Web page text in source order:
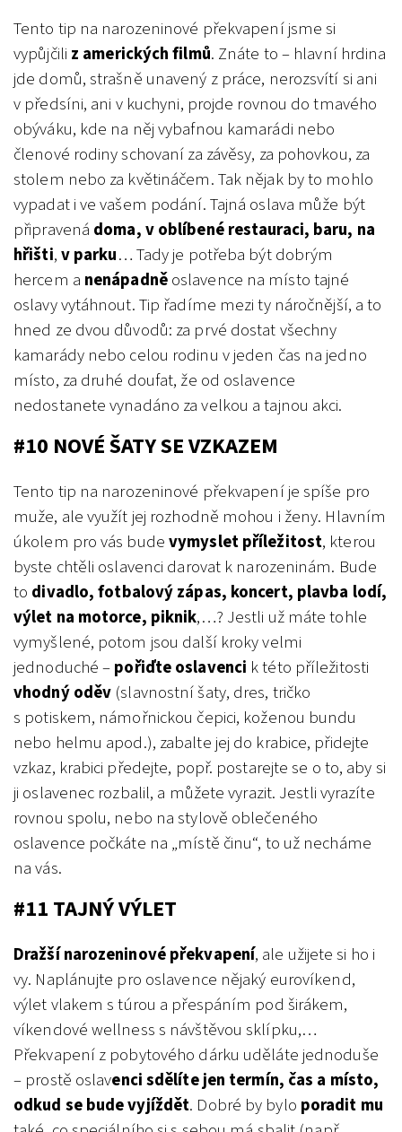
Tento tip na narozeninové překvapení jsme si
vypůjčili z amerických filmů. Znáte to – hlavní hrdina
jde domů, strašně unavený z práce, nerozsvítí si ani
v předsíni, ani v kuchyni, projde rovnou do tmavého
obýváku, kde na něj vybafnou kamarádi nebo
členové rodiny schovaní za závěsy, za pohovkou, za
stolem nebo za květináčem. Tak nějak by to mohlo
vypadat i ve vašem podání. Tajná oslava může být
připravená doma, v oblíbené restauraci, baru, na
hřišti,v parku… Tady je potřeba být dobrým
hercem a nenápadněoslavence na místo tajné
oslavy vytáhnout. Tip řadíme mezi ty náročnější, a to
hned ze dvou důvodů: za prvé dostat všechny
kamarády nebo celou rodinu v jeden čas na jedno
místo, za druhé doufat, že od oslavence
nedostanete vynadáno za velkou a tajnou akci.
#10 NOVÉ ŠATY SE VZKAZEM
Tento tip na narozeninové překvapení je spíše pro
muže, ale využít jej rozhodně mohou i ženy. Hlavním
úkolem pro vás budevymyslet příležitost, kterou
byste chtěli oslavenci darovat k narozeninám. Bude
to divadlo, fotbalový zápas, koncert, plavba lodí,
výlet na motorce, piknik,…? Jestli už máte tohle
vymyšlené, potom jsou další kroky velmi
jednoduché –pořiďte oslavenci k této příležitosti
vhodný oděv (slavnostní šaty, dres, tričko
s potiskem, námořnickou čepici, koženou bundu
nebo helmu apod.), zabalte jej do krabice, přidejte
vzkaz, krabici předejte, popř. postarejte se o to, aby si
ji oslavenec rozbalil, a můžete vyrazit. Jestli vyrazíte
rovnou spolu, nebo na stylově oblečeného
oslavence počkáte na „místě činu“, to už necháme
na vás.
#11 TAJNÝ VÝLET
Dražší narozeninové překvapení, ale užijete si ho i
vy. Naplánujte pro oslavence nějaký eurovíkend,
výlet vlakem s túrou a přespáním pod širákem,
víkendové wellness s návštěvou sklípku,…
Překvapení z pobytového dárku uděláte jednoduše
– prostě oslavenci sdělíte jen termín, čas a místo,
odkud se bude vyjíždět. Dobré by bylo poradit mu